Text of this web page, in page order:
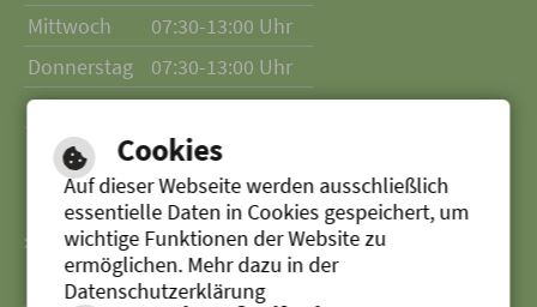
Mittwoch
07:30-13:00 Uhr
Donnerstag
07:30-13:00 Uhr
Freitag
07:30-13:00 Uhr
> Zur Website der Stadt Senden
Cookies
Auf dieser Webseite werden ausschließlich
essentielle Daten in Cookies gespeichert, um
wichtige Funktionen der Website zu
ermöglichen. Mehr dazu in der
Datenschutzerklärung